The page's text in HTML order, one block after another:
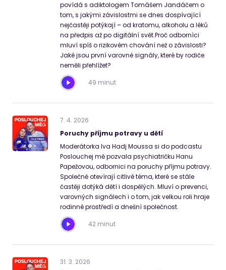
povídá s adiktologem Tomášem Jandáčem o
tom, s jakými závislostmi se dnes dospívající
nejčastěji potýkají – od kratomu, alkoholu a léků
na předpis až po digitální svět.Proč odborníci
mluví spíš o rizikovém chování než o závislosti?
Jaké jsou první varovné signály, které by rodiče
neměli přehlížet?
49 minut
7. 4. 2026
Poruchy příjmu potravy u dětí
Moderátorka Iva Hadj Moussa si do podcastu
Poslouchej mě pozvala psychiatričku Hanu
Papežovou, odbornici na poruchy příjmu potravy.
Společně otevírají citlivé téma, které se stále
častěji dotýká dětí i dospělých. Mluví o prevenci,
varovných signálech i o tom, jak velkou roli hraje
rodinné prostředí a dnešní společnost.
42 minut
31. 3. 2026